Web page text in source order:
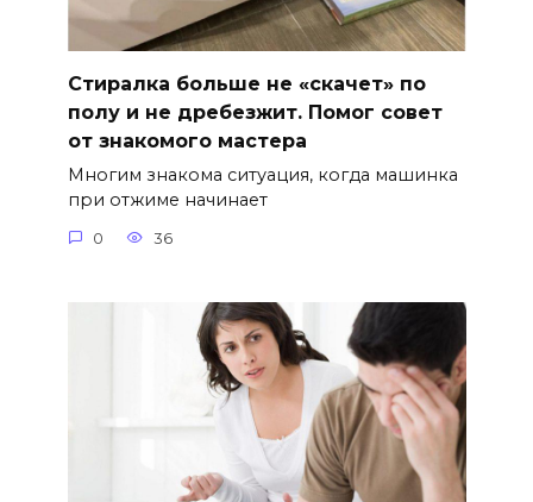
Стиралка больше не «скачет» по
полу и не дребезжит. Помог совет
от знакомого мастера
Многим знакома ситуация, когда машинка
при отжиме начинает
0 36